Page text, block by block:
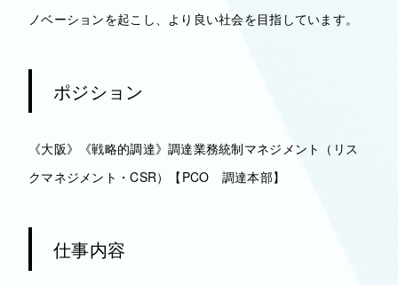
ノベーションを起こし、より良い社会を目指しています。
ポジション
《大阪》《戦略的調達》調達業務統制マネジメント（リス
クマネジメント・CSR）【PCO 調達本部】
仕事内容